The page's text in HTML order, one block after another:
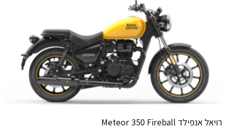
רויאל אנפילד Meteor 350 Fireball